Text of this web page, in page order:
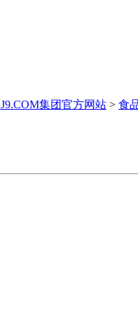
J9.COM集团官方网站 > 食